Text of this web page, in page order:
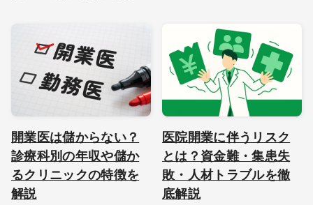
開業医は儲からない？
診療科別の年収や儲か
るクリニックの特徴を
解説
医院開業に伴うリスク
とは？資金難・集患失
敗・人材トラブルを徹
底解説